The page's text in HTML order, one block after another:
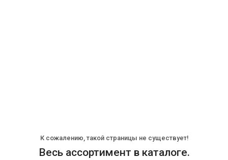
К сожалению, такой страницы не существует!
Весь ассортимент в каталоге.